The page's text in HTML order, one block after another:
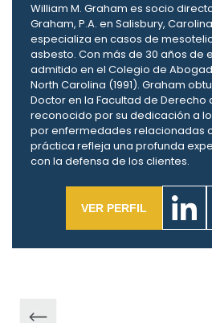
William M. Graham es socio
Graham, P.A. en Salisbury,
especializa en casos de
asbesto. Con más de 30 años de
admitido en el Colegio de
North Carolina (1991). Graham
Doctor en la Facultad de Derecho
reconocido por su dedicación a
por enfermedades relacionadas
práctica refleja una profunda
con la defensa de los clientes.
VER PERFIL